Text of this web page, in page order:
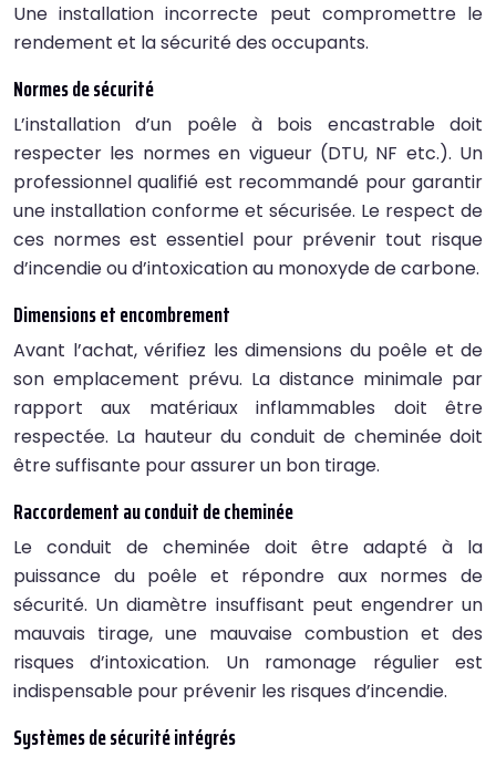
Une installation incorrecte peut compromettre le
rendement et la sécurité des occupants.
Normes de sécurité
L’installation d’un poêle à bois encastrable doit
respecter les normes en vigueur (DTU, NF etc.). Un
professionnel qualifié est recommandé pour garantir
une installation conforme et sécurisée. Le respect de
ces normes est essentiel pour prévenir tout risque
d’incendie ou d’intoxication au monoxyde de carbone.
Dimensions et encombrement
Avant l’achat, vérifiez les dimensions du poêle et de
son emplacement prévu. La distance minimale par
rapport aux matériaux inflammables doit être
respectée. La hauteur du conduit de cheminée doit
être suffisante pour assurer un bon tirage.
Raccordement au conduit de cheminée
Le conduit de cheminée doit être adapté à la
puissance du poêle et répondre aux normes de
sécurité. Un diamètre insuffisant peut engendrer un
mauvais tirage, une mauvaise combustion et des
risques d’intoxication. Un ramonage régulier est
indispensable pour prévenir les risques d’incendie.
Systèmes de sécurité intégrés